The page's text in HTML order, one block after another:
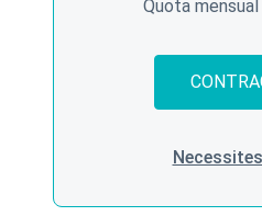
Quota